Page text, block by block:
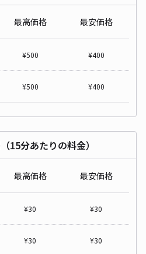
最高価格 最安価格
¥500 ¥400
¥500 ¥400
15分あたりの料金）
最高価格 最安価格
¥30 ¥30
¥30 ¥30